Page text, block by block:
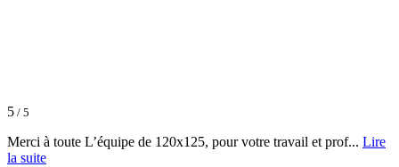
5 / 5
Merci à toute L’équipe de 120x125, pour votre travail et prof... Lire
la suite